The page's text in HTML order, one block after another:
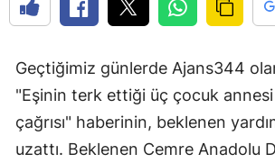
Geçtiğimiz günlerde Ajans344
"Eşinin terk ettiği üç çocuk annesi
çağrısı" haberinin, beklenen
uzattı. Beklenen Cemre Anadolu